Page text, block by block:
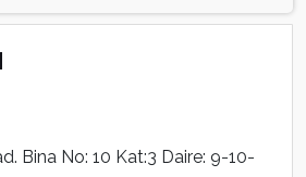
Bina No: 10 Kat:3 Daire: 9-10-